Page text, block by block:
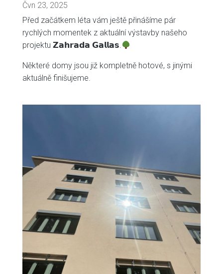
Čvn 23, 2025
Před začátkem léta vám ještě přinášíme pár
rychlých momentek z aktuální výstavby našeho
projektu 𝗭𝗮𝗵𝗿𝗮𝗱𝗮 𝗚𝗮𝗹𝗹𝗮𝘀.
Některé domy jsou již kompletně hotové, s jinými
aktuálně finišujeme.